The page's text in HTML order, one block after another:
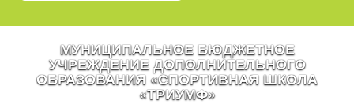
МУНИЦИПАЛЬНОЕ БЮДЖЕТНОЕ
УЧРЕЖДЕНИЕ ДОПОЛНИТЕЛЬНОГО
ОБРАЗОВАНИЯ «СПОРТИВНАЯ ШКОЛА
«ТРИУМФ»